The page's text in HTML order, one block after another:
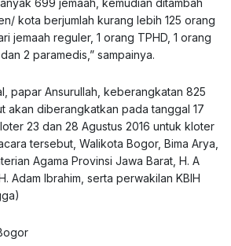
699 jemaah, kemudian ditambah
kota berjumlah kurang lebih 125 orang
jemaah reguler, 1 orang TPHD, 1 orang
2 paramedis,” sampainya.
papar Ansurullah, keberangkatan 825
akan diberangkatkan pada tanggal 17
23 dan 28 Agustus 2016 untuk kloter
tersebut, Walikota Bogor, Bima Arya,
Agama Provinsi Jawa Barat, H. A
Adam Ibrahim, serta perwakilan KBIH